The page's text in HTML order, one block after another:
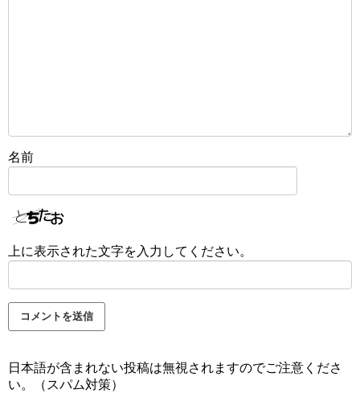
名前
上に表示された文字を入力してください。
日本語が含まれない投稿は無視されますのでご注意くださ
い。（スパム対策）